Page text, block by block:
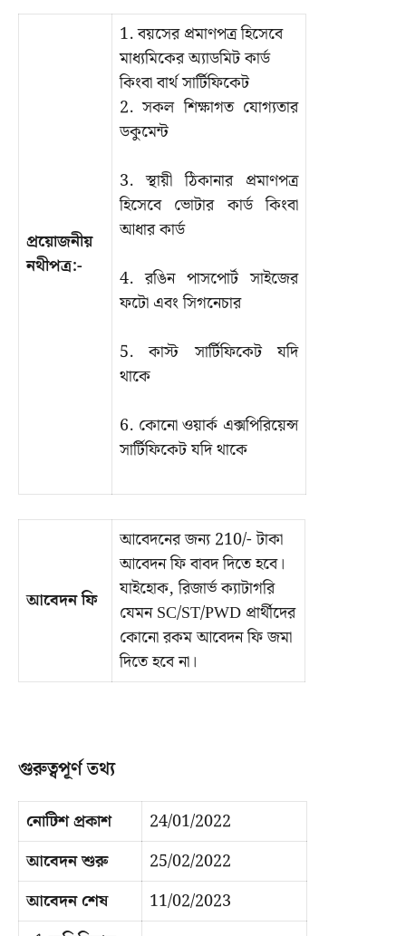
প্রয়োজনীয়
নথীপত্র:-
1. বয়সের প্রমাণপত্র হিসেবে
মাধ্যমিকের অ্যাডমিট কার্ড
কিংবা বার্থ সার্টিফিকেট
2. সকল শিক্ষাগত যোগ্যতার
ডকুমেন্ট
3. স্থায়ী ঠিকানার প্রমাণপত্র
হিসেবে ভোটার কার্ড কিংবা
আধার কার্ড
4. রঙিন পাসপোর্ট সাইজের
ফটো এবং সিগনেচার
5. কাস্ট সার্টিফিকেট যদি
থাকে
6. কোনো ওয়ার্ক এক্সপিরিয়েন্স
সার্টিফিকেট যদি থাকে
আবেদন ফি
আবেদনের জন্য 210/- টাকা
আবেদন ফি বাবদ দিতে হবে।
যাইহোক, রিজার্ভ ক্যাটাগরি
যেমন SC/ST/PWD প্রার্থীদের
কোনো রকম আবেদন ফি জমা
দিতে হবে না।
গুরুত্বপূর্ণ তথ্য
নোটিশ প্রকাশ
24/01/2022
আবেদন শুরু
25/02/2022
আবেদন শেষ
11/02/2023